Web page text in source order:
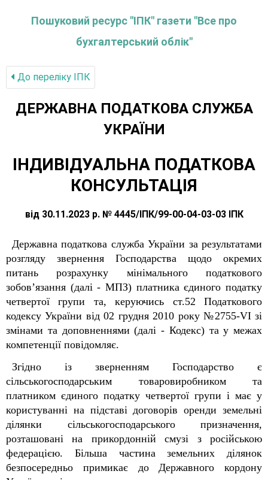
Пошуковий ресурс "ІПК" газети "Все про
бухгалтерський облік"
До переліку IПК
ДЕРЖАВНА ПОДАТКОВА СЛУЖБА
УКРАЇНИ
ІНДИВІДУАЛЬНА ПОДАТКОВА
КОНСУЛЬТАЦІЯ
від 30.11.2023 р. № 4445/ІПК/99-00-04-03-03 ІПК
Державна податкова служба України за результатами
розгляду звернення Господарства щодо окремих
питань розрахунку мінімального податкового
зобов’язання (далі - МПЗ) платника єдиного податку
четвертої групи та, керуючись ст.52 Податкового
кодексу України від 02 грудня 2010 року №2755-VI зі
змінами та доповненнями (далі - Кодекс) та у межах
компетенції повідомляє.
Згідно із зверненням Господарство є
сільськогосподарським товаровиробником та
платником єдиного податку четвертої групи і має у
користуванні на підставі договорів оренди земельні
ділянки сільськогосподарського призначення,
розташовані на прикордонній смузі з російською
федерацією. Більша частина земельних ділянок
безпосередньо примикає до Державного кордону